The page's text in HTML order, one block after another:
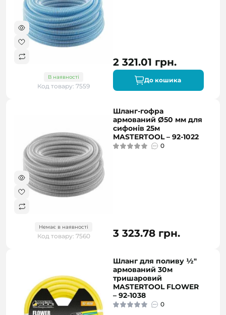
В наявності
Код товару: 7559
2 321.01 грн.
До кошика
Немає в наявності
Код товару: 7560
Шланг-гофра
армований Ø50 мм для
сифонів 25м
MASTERTOOL – 92-1022
0
3 323.78 грн.
Шланг для поливу ½"
армований 30м
тришаровий
MASTERTOOL FLOWER
– 92-1038
0